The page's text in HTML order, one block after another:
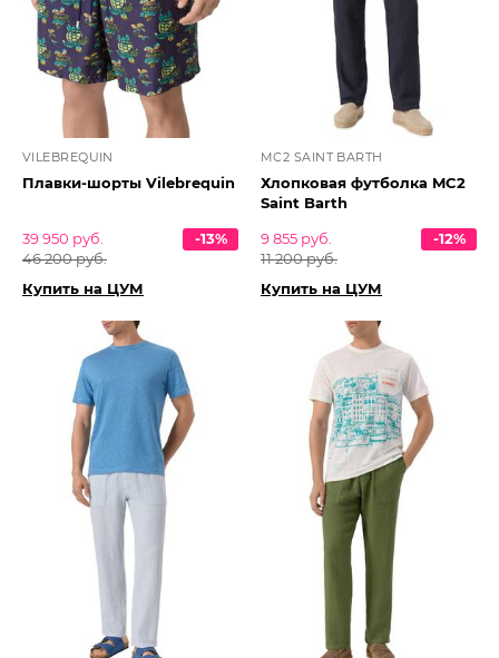
VILEBREQUIN
Плавки-шорты Vilebrequin
39 950 руб.
46 200 руб.
-13%
Купить на ЦУМ
MC2 SAINT BARTH
Хлопковая футболка MC2
Saint Barth
9 855 руб.
11 200 руб.
-12%
Купить на ЦУМ